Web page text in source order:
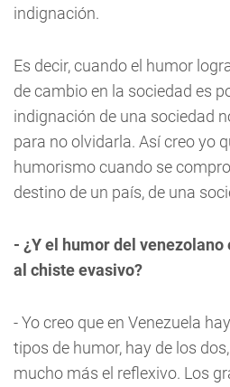
indignación.
Es decir, cuando el humor
de cambio en la sociedad es
indignación de una sociedad
para no olvidarla. Así creo yo
humorismo cuando se
destino de un país, de una
- ¿Y el humor del
al chiste evasivo?
- Yo creo que en Venezuela
tipos de humor, hay de los
mucho más el reflexivo. Los